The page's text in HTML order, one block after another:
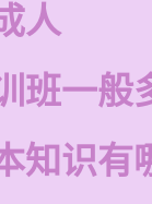
人
班一般
知识有